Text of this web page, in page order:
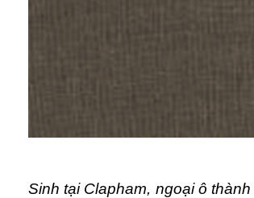
Sinh tại Clapham, ngoại ô